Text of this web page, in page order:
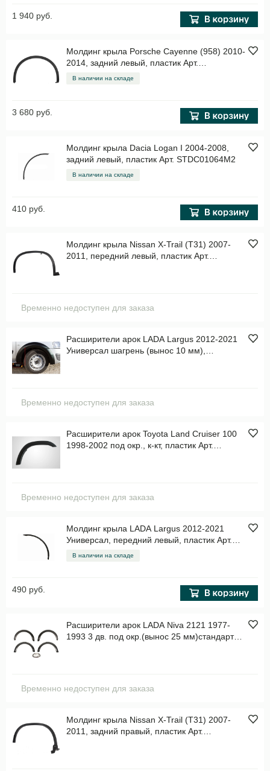
1 940 руб.
Молдинг крыла Porsche Cayenne (958) 2010-
2014, задний левый, пластик Арт.
STPR02064M2
В наличии на складе
3 680 руб.
Молдинг крыла Dacia Logan I 2004-2008,
задний левый, пластик Арт. STDC01064M2
В наличии на складе
410 руб.
Молдинг крыла Nissan X-Trail (T31) 2007-
2011, передний левый, пластик Арт.
Временно недоступен для заказа
Расширители арок LADA Largus 2012-2021
Универсал шагрень (вынос 10 мм),
Временно недоступен для заказа
Расширители арок Toyota Land Cruiser 100
1998-2002 под окр., к-кт, пластик Арт.
Временно недоступен для заказа
Молдинг крыла LADA Largus 2012-2021
Универсал, передний левый, пластик Арт.
STDC01016M2
В наличии на складе
490 руб.
Расширители арок LADA Niva 2121 1977-
1993 3 дв. под окр.(вынос 25 мм)стандарт
Временно недоступен для заказа
Молдинг крыла Nissan X-Trail (T31) 2007-
2011, задний правый, пластик Арт.